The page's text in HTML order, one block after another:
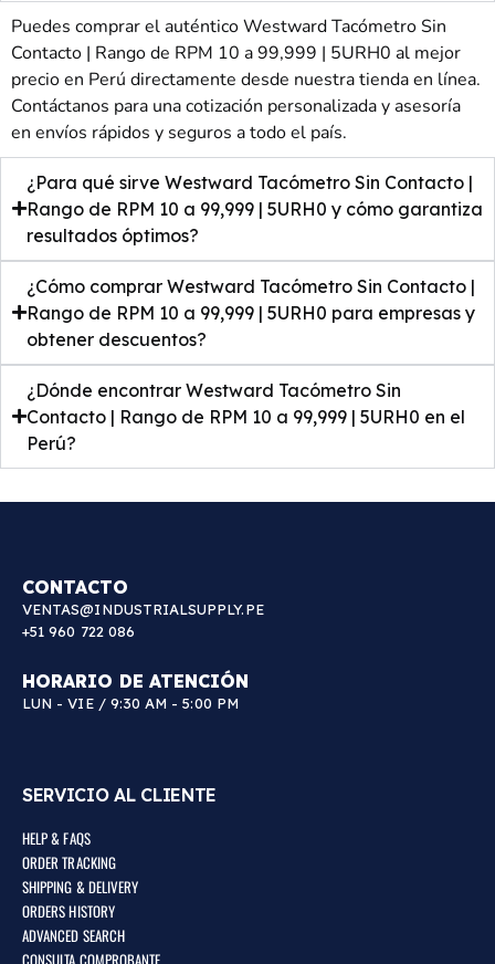
Puedes comprar el auténtico Westward Tacómetro Sin
Contacto | Rango de RPM 10 a 99,999 | 5URH0 al mejor
precio en Perú directamente desde nuestra tienda en línea.
Contáctanos para una cotización personalizada y asesoría
en envíos rápidos y seguros a todo el país.
¿Para qué sirve Westward Tacómetro Sin Contacto |
Rango de RPM 10 a 99,999 | 5URH0 y cómo garantiza
resultados óptimos?
¿Cómo comprar Westward Tacómetro Sin Contacto |
Rango de RPM 10 a 99,999 | 5URH0 para empresas y
obtener descuentos?
¿Dónde encontrar Westward Tacómetro Sin
Contacto | Rango de RPM 10 a 99,999 | 5URH0 en el
Perú?
CONTACTO
VENTAS@INDUSTRIALSUPPLY.PE
+51 960 722 086
HORARIO DE ATENCIÓN
LUN - VIE / 9:30 AM - 5:00 PM
SERVICIO AL CLIENTE
HELP & FAQS
ORDER TRACKING
SHIPPING & DELIVERY
ORDERS HISTORY
ADVANCED SEARCH
CONSULTA COMPROBANTE